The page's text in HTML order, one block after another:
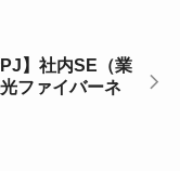
】社内SE（業
ファイバーネ